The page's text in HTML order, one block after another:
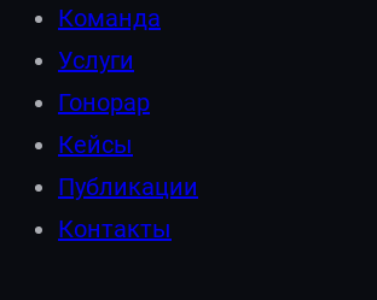
Команда
Услуги
Гонорар
Кейсы
Публикации
Контакты